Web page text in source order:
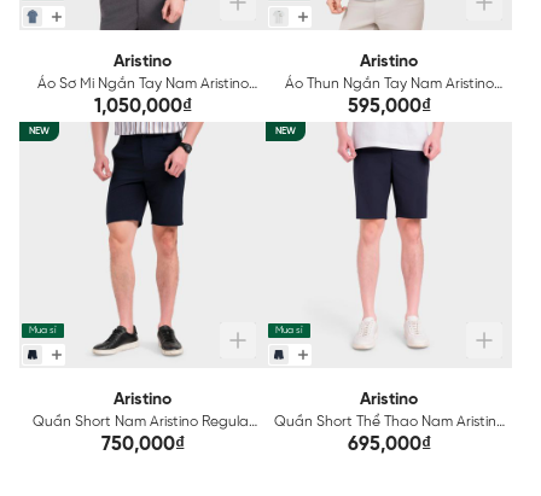
Aristino
Áo Sơ Mi Ngắn Tay Nam Aristino
Perfect Fit ASS169FAH2
1,050,000₫
Aristino
Áo Thun Ngắn Tay Nam Aristino
Regular ATS003FAH0
595,000₫
NEW
Mua sỉ
Aristino
Quần Short Nam Aristino Regular
ASO141FAH2
750,000₫
NEW
Mua sỉ
Aristino
Quần Short Thể Thao Nam Aristino
Regular Fit ASO105FAH2
695,000₫